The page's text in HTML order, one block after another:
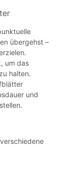
übergehst –
um das
halten.
und